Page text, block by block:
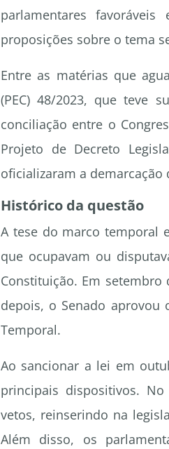
parlamentares
proposições sobre o tema
Entre as matérias que
(PEC) 48/2023, que teve
conciliação entre o
Projeto de Decreto
oficializaram a demarcação
Histórico da questão
A tese do marco temporal
que ocupavam ou
Constituição. Em setembro
depois, o Senado aprovou
Temporal.
Ao sancionar a lei em
principais dispositivos.
vetos, reinserindo na
Além disso, os